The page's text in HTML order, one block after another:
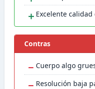
＋ Excelente
Contras
− Cuerpo algo
− Resolución baja